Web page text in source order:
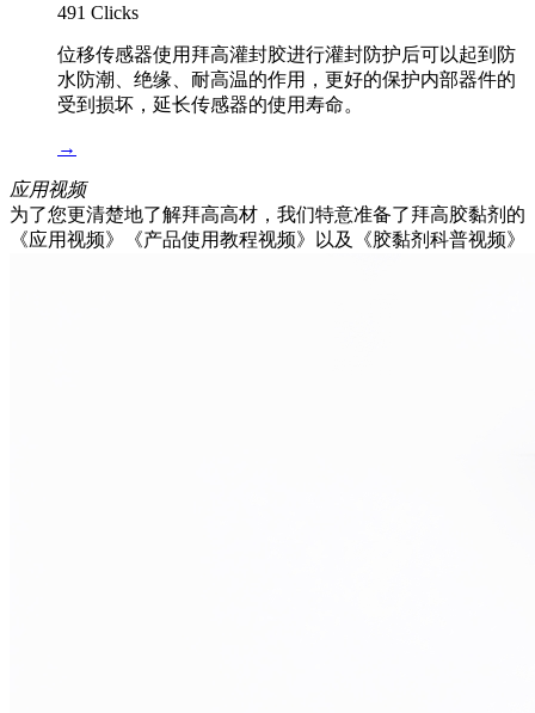
491 Clicks
位移传感器使用拜高灌封胶进行灌封防护后可以起到防
水防潮、绝缘、耐高温的作用，更好的保护内部器件的
受到损坏，延长传感器的使用寿命。
→
应用视频
为了您更清楚地了解拜高高材，我们特意准备了拜高胶黏剂的
《应用视频》《产品使用教程视频》以及《胶黏剂科普视频》